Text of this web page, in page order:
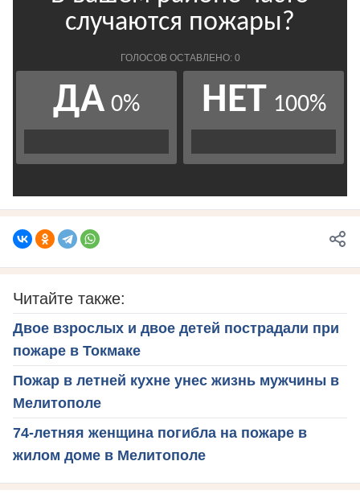
Читайте также:
Двое взрослых и двое детей пострадали при
пожаре в Токмаке
Пожар в летней кухне унес жизнь мужчины в
Мелитополе
74-летняя женщина погибла на пожаре в
жилом доме в Мелитополе